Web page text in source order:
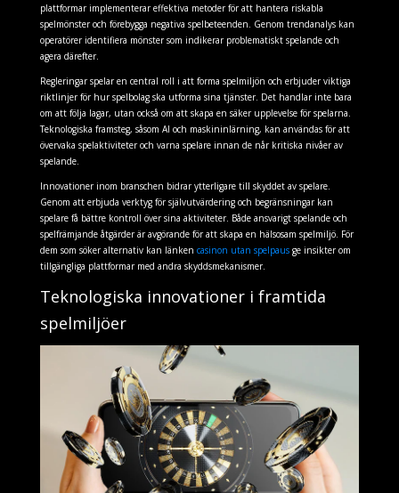
plattformar implementerar effektiva metoder för att hantera riskabla
spelmönster och förebygga negativa spelbeteenden. Genom trendanalys kan
operatörer identifiera mönster som indikerar problematiskt spelande och
agera därefter.
Regleringar spelar en central roll i att forma spelmiljön och erbjuder viktiga
riktlinjer för hur spelbolag ska utforma sina tjänster. Det handlar inte bara
om att följa lagar, utan också om att skapa en säker upplevelse för spelarna.
Teknologiska framsteg, såsom AI och maskininlärning, kan användas för att
övervaka spelaktiviteter och varna spelare innan de når kritiska nivåer av
spelande.
Innovationer inom branschen bidrar ytterligare till skyddet av spelare.
Genom att erbjuda verktyg för självutvärdering och begränsningar kan
spelare få bättre kontroll över sina aktiviteter. Både ansvarigt spelande och
spelfrämjande åtgärder är avgörande för att skapa en hälsosam spelmiljö. För
dem som söker alternativ kan länken casinon utan spelpausge insikter om
tillgängliga plattformar med andra skyddsmekanismer.
Teknologiska innovationer i framtida
spelmiljöer